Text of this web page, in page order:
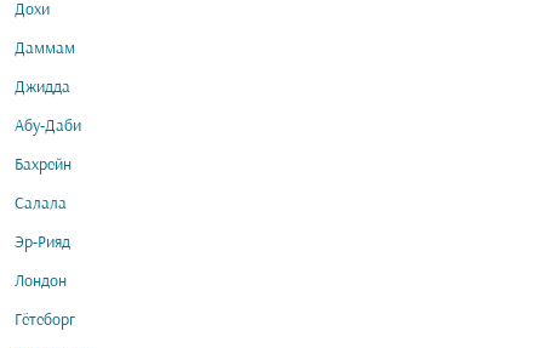
Дохи
Даммам
Джидда
Абу-Даби
Бахрейн
Салала
Эр-Рияд
Лондон
Гётеборг